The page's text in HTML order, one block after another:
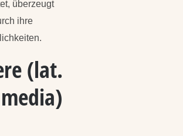
überzeugt
ihre
(lat.